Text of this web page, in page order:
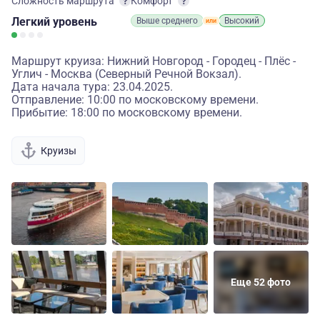
Легкий уровень Выше среднего Высокий
Маршрут круиза: Нижний Новгород - Городец - Плёс -
Углич - Москва (Северный Речной Вокзал).
Дата начала тура: 23.04.2025.
Отправление: 10:00 по московскому времени.
Прибытие: 18:00 по московскому времени.
Круизы
Еще 52 фото